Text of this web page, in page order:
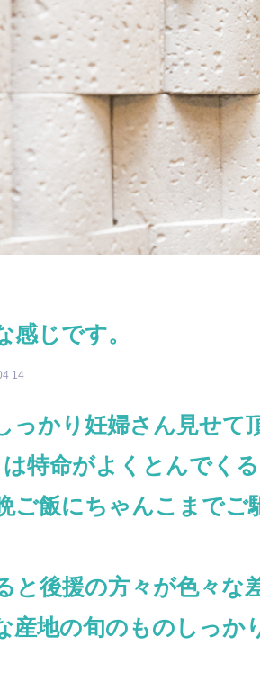
感じです。
14
っかり妊婦さん見せて
特命がよくとんでく
ご飯にちゃんこまでご
と後援の方々が色々な
産地の旬のものしっか